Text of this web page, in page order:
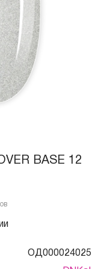
BASE 12
ОД000024025